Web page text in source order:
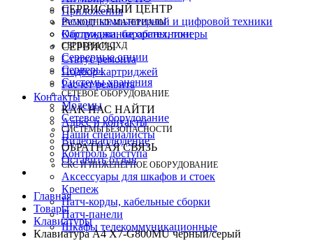
Приложения
РАСХОДНЫЕ МАТЕРИАЛЫ
Картриджи, барабаны, тонеры
СЕРВЕРЫ И СХД
Серверные опции
Серверы
Системы хранения
СЕТЕВОЕ ОБОРУДОВАНИЕ
Модемы
Сетевое оборудование
СИСТЕМЫ БЕЗОПАСНОСТИ
Видеонаблюдение
Контроль доступа
СКС И ИНЖЕНЕРНОЕ ОБОРУДОВАНИЕ
Аксессуары для шкафов и стоек
Крепеж
Патч-корды, кабельные сборки
Патч-панели
Шкафы телекоммуникационные
СЕРВИСНЫЙ ЦЕНТР
Ремонт компьютерной и цифровой техники
Обслуживание оргтехники
СЕРВИСЫ
Статус ремонта
Подбор картриджей
Расчет ремонта
Контакты
КАК НАС НАЙТИ
Адрес и контакты
Наши специалисты
ОБРАТНАЯ СВЯЗЬ
Оставить отзыв
Главная
Товары
Клавиатуры
Клавиатура A4 X7-G800MU черный/серый